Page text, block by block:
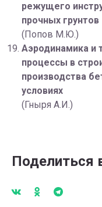
режущего
прочных грунтов
(Попов М.Ю.)
Аэродинамика и
процессы в
производства
условиях
(Гныря А.И.)
Поделиться